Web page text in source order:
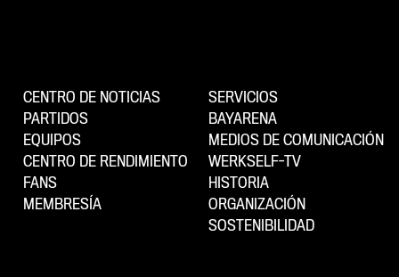
CENTRO DE NOTICIAS
PARTIDOS
EQUIPOS
CENTRO DE RENDIMIENTO
FANS
MEMBRESÍA
SERVICIOS
BAYARENA
MEDIOS DE COMUNICACIÓN
WERKSELF-TV
HISTORIA
ORGANIZACIÓN
SOSTENIBILIDAD